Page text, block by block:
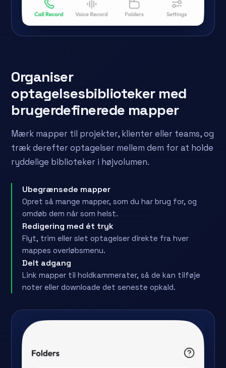
Organiser
optagelsesbiblioteker med
brugerdefinerede mapper
Mærk mapper til projekter, klienter eller teams, og
træk derefter optagelser mellem dem for at holde
ryddelige biblioteker i højvolumen.
Ubegrænsede mapper
Opret så mange mapper, som du har brug for, og
omdøb dem når som helst.
Redigering med ét tryk
Flyt, trim eller slet optagelser direkte fra hver
mappes overløbsmenu.
Delt adgang
Link mapper til holdkammerater, så de kan tilføje
noter eller downloade det seneste opkald.